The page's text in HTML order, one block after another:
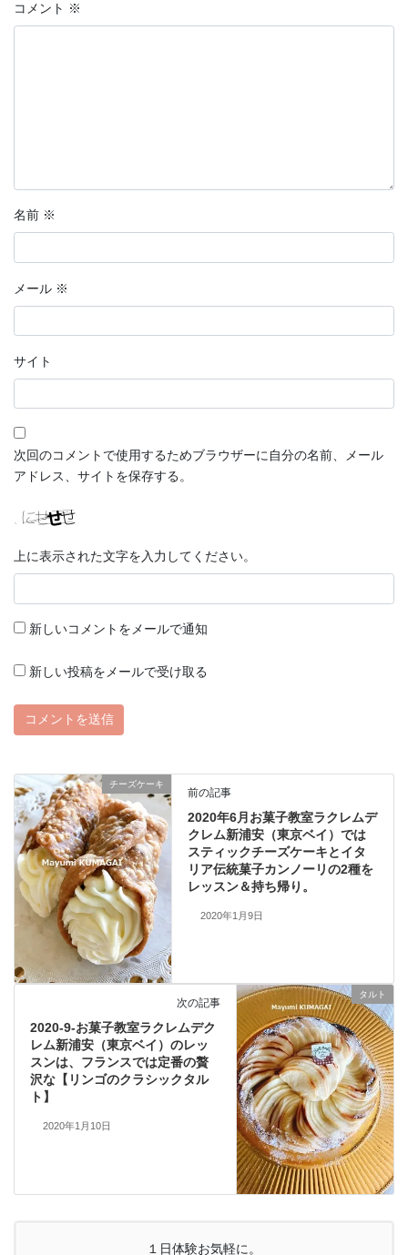
コメント ※
名前 ※
メール ※
サイト
次回のコメントで使用するためブラウザーに自分の名前、メール
アドレス、サイトを保存する。
上に表示された文字を入力してください。
新しいコメントをメールで通知
新しい投稿をメールで受け取る
チーズケーキ
前の記事
2020年6月お菓子教室ラクレムデ
クレム新浦安（東京ベイ）では
スティックチーズケーキとイタ
リア伝統菓子カンノーリの2種を
レッスン＆持ち帰り。
2020年1月9日
タルト
次の記事
2020-9-お菓子教室ラクレムデク
レム新浦安（東京ベイ）のレッ
スンは、フランスでは定番の贅
沢な【リンゴのクラシックタル
ト】
2020年1月10日
１日体験お気軽に。